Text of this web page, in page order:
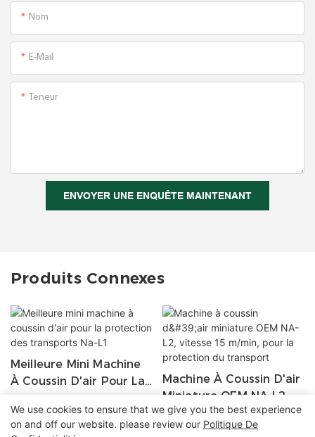
Nom
E-Mail
Teneur
ENVOYER UNE ENQUÊTE MAINTENANT
Produits Connexes
Meilleure Mini Machine
À Coussin D'air Pour La
Transports Na-L1
Machine À Coussin D'air
Miniature OEM NA-L2,
Vitesse 15 M/min, Pour
La Protection Du
We use cookies to ensure that we give you the best experience
on and off our website. please review our Politique De